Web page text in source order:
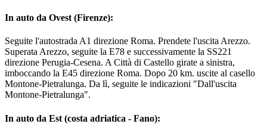
In auto da Ovest (Firenze):
Seguite l'autostrada A1 direzione Roma. Prendete l'uscita Arezzo.
Superata Arezzo, seguite la E78 e successivamente la SS221
direzione Perugia-Cesena. A Città di Castello girate a sinistra,
imboccando la E45 direzione Roma. Dopo 20 km. uscite al casello
Montone-Pietralunga. Da lì, seguite le indicazioni "Dall'uscita
Montone-Pietralunga".
In auto da Est (costa adriatica - Fano):